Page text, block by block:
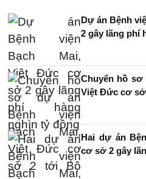
Dự án Bệnh
2 gây lãng phí
Chuyển hồ sơ
Việt Đức cơ
Hai dự án
cơ sở 2 gây